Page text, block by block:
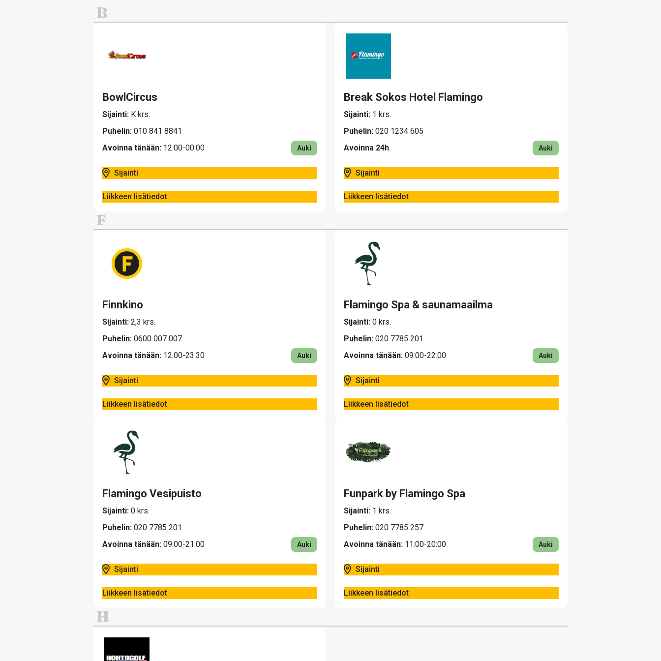
Muoti ja pukeutuminen
Vapaa-aika, urheilu ja lelut
B
BowlCircus
Sijainti: K krs.
Puhelin: 010 841 8841
Avoinna tänään: 12:00-00:00 Auki
Sijainti
Liikkeen lisätiedot
Break Sokos Hotel Flamingo
Sijainti: 1 krs.
Puhelin: 020 1234 605
Avoinna 24h
Auki
Sijainti
Liikkeen lisätiedot
F
Finnkino
Sijainti: 2,3 krs.
Puhelin: 0600 007 007
Avoinna tänään: 12:00-23:30 Auki
Sijainti
Liikkeen lisätiedot
Flamingo Spa & saunamaailma
Sijainti: 0 krs.
Puhelin: 020 7785 201
Avoinna tänään: 09:00-22:00 Auki
Sijainti
Liikkeen lisätiedot
Flamingo Vesipuisto
Sijainti: 0 krs.
Puhelin: 020 7785 201
Avoinna tänään: 09:00-21:00 Auki
Sijainti
Liikkeen lisätiedot
Funpark by Flamingo Spa
Sijainti: 1 krs.
Puhelin: 020 7785 257
Avoinna tänään: 11:00-20:00 Auki
Sijainti
Liikkeen lisätiedot
H